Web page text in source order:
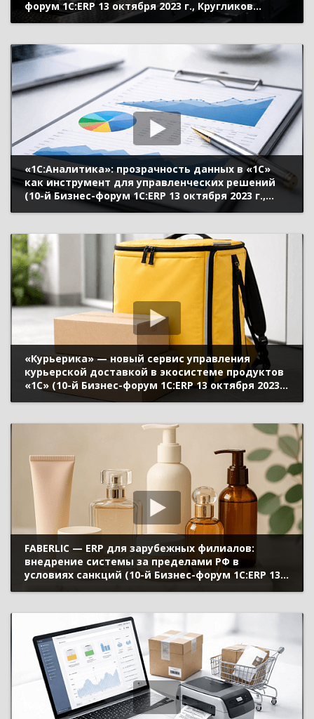
форум 1С:ERP 13 октября 2023 г., Кругликов
Денис, «Алкогольная Сибирская Группа»)
«1С:Аналитика»: прозрачность данных в «1С»
как инструмент для управленческих решений
(10-й Бизнес-форум 1С:ERP 13 октября 2023 г.,
Дмитриев Владислав, «1С»)
«Курьерика» — новый сервис управления
курьерской доставкой в экосистеме продуктов
«1С» (10-й Бизнес-форум 1С:ERP 13 октября 2023
г., Молоканова Валерия, «1С»)
FABERLIC — ERP для зарубежных филиалов:
внедрение системы за пределами РФ в
условиях санкций (10-й Бизнес-форум 1С:ERP 13